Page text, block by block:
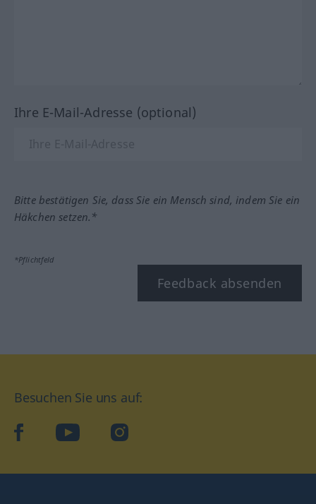
Ihre E-Mail-Adresse (optional)
Bitte bestätigen Sie, dass Sie ein Mensch sind, indem Sie ein
Häkchen setzen.*
*Pflichtfeld
Feedback absenden
Besuchen Sie uns auf:
facebookYouTube Instagram